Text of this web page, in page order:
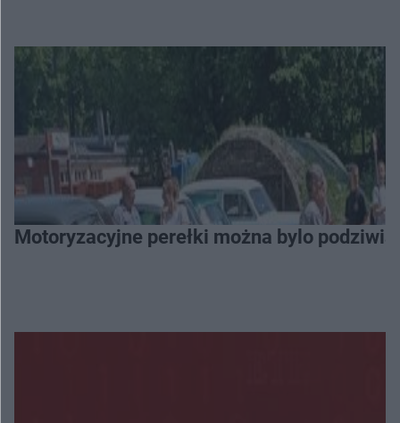
Motoryzacyjne perełki można bylo